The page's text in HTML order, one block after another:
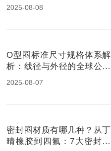
2025-08-08
O型圈标准尺寸规格体系解
析：线径与外径的全球公差
体系解析！
2025-08-07
密封圈材质有哪几种？从丁
晴橡胶到四氟：7大密封材